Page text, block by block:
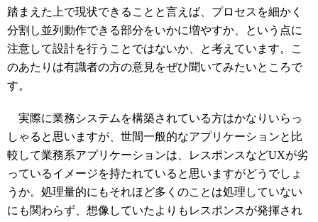
踏まえた上で現状できることと言えば、プロセスを細かく
分割し並列動作できる部分をいかに増やすか、という点に
注意して設計を行うことではないか、と考えています。こ
のあたりは有識者の方の意見をぜひ聞いてみたいところで
す。
実際に業務システムを構築されている方はかなりいらっ
しゃると思いますが、世間一般的なアプリケーションと比
較して業務系アプリケーションは、レスポンスなどUXが劣
っているイメージを持たれていると思いますがどうでしょ
うか。処理量的にもそれほど多くのことは処理していない
にも関わらず、想像していたよりもレスポンスが発揮され